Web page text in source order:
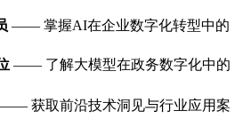
—— 掌握AI在企业数字化转型中的
—— 了解大模型在政务数字化中的
—— 获取前沿技术洞见与行业应用案